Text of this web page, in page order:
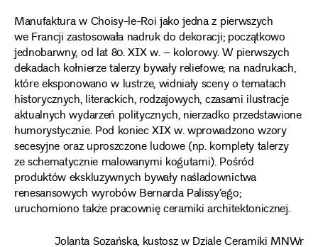
Manufaktura w Choisy-le-Roi jako jedna z pierwszych
we Francji zastosowała nadruk do dekoracji; początkowo
jednobarwny, od lat 80. XIX w. – kolorowy. W pierwszych
dekadach kołnierze talerzy bywały reliefowe; na nadrukach,
które eksponowano w lustrze, widniały sceny o tematach
historycznych, literackich, rodzajowych, czasami ilustracje
aktualnych wydarzeń politycznych, nierzadko przedstawione
humorystycznie. Pod koniec XIX w. wprowadzono wzory
secesyjne oraz uproszczone ludowe (np. komplety talerzy
ze schematycznie malowanymi kogutami). Pośród
produktów ekskluzywnych bywały naśladownictwa
renesansowych wyrobów Bernarda Palissy’ego;
uruchomiono także pracownię ceramiki architektonicznej.
Jolanta Sozańska, kustosz w Dziale Ceramiki MNWr